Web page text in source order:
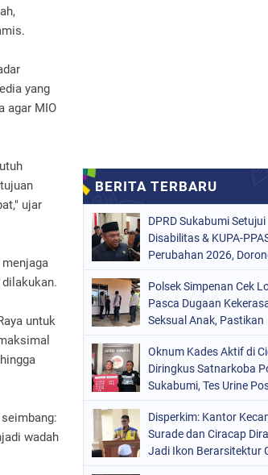
yang
agar MIO
ujar
untuk
wadah
DPRD Sukabumi
Disabilitas & KUPA-
Perubahan 2026,
Polsek Simpenan Cek
Pasca Dugaan
Seksual Anak, Pastikan
Oknum Kades Aktif di
Diringkus Satnarkoba
Sukabumi, Tes Urine
Disperkim: Kantor
Surade dan Ciracap
Jadi Ikon Berarsitektur